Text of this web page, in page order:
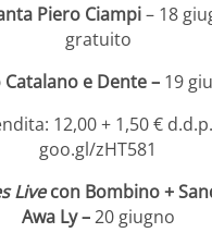
Piero Ciampi– 18
gratuito
Catalano e Dente – 19
12,00 + 1,50 €
goo.gl/zHT581
Livecon Bombino +
Awa Ly –20 giugno